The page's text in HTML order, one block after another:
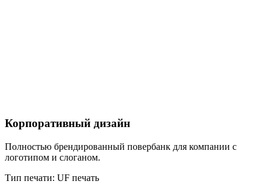
Корпоративный дизайн
Полностью брендированный повербанк для компании с
логотипом и слоганом.
Тип печати: UF печать